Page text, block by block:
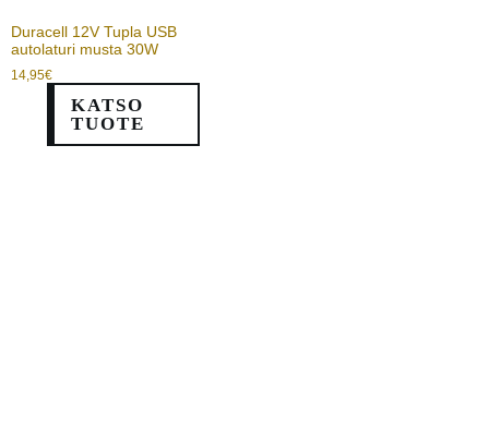
Duracell 12V Tupla USB
autolaturi musta 30W
14,95€
KATSO
TUOTE